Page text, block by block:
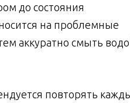
до состояния
на проблемные
аккуратно смыть
повторять